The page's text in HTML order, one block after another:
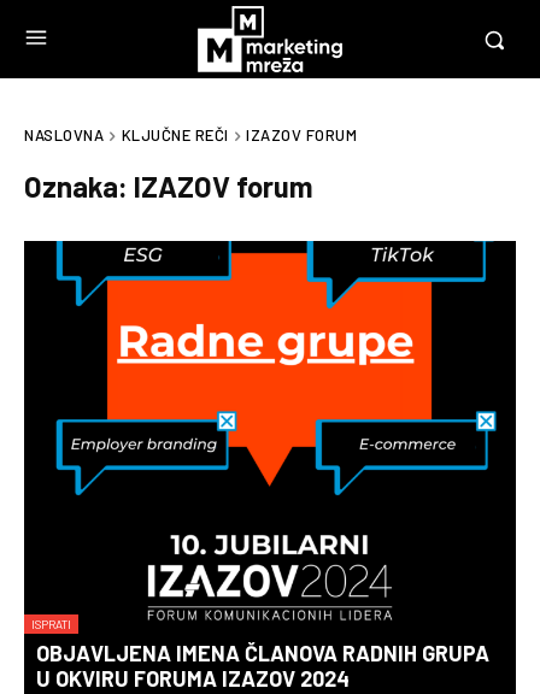
NASLOVNA KLJUČNE REČI IZAZOV FORUM
Oznaka: IZAZOV forum
ISPRATI
OBJAVLJENA IMENA ČLANOVA RADNIH GRUPA
U OKVIRU FORUMA IZAZOV 2024